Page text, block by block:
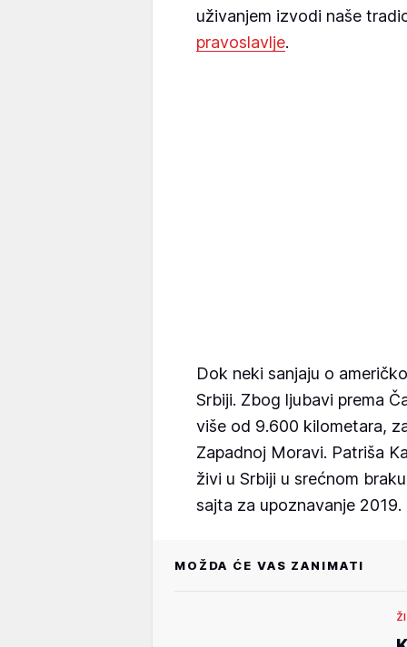
uživanjem izvodi naše
pravoslavlje.
Dok neki sanjaju o
Srbiji. Zbog ljubavi prema
više od 9.600 kilometara,
Zapadnoj Moravi. Patriša
živi u Srbiji u srećnom
sajta za upoznavanje 2019.
MOŽDA ĆE VAS ZANIMATI